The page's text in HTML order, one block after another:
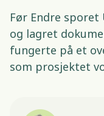
Før Endre sporet
og lagret
fungerte på et
som prosjektet